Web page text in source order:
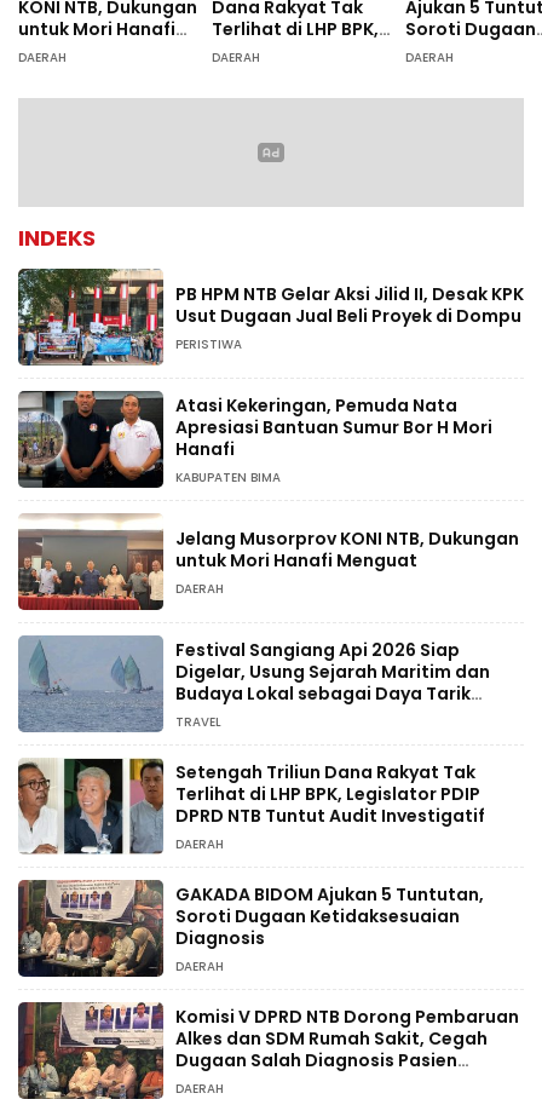
KONI NTB, Dukungan
untuk Mori Hanafi
Menguat
DAERAH
Dana Rakyat Tak
Terlihat di LHP BPK,
Legislator PDIP DPRD
Investigatif
DAERAH
Ajukan 5
Soroti Dugaan
DAERAH
INDEKS
PB HPM NTB Gelar Aksi Jilid II, Desak KPK
Usut Dugaan Jual Beli Proyek di Dompu
PERISTIWA
Atasi Kekeringan, Pemuda Nata
Apresiasi Bantuan Sumur Bor H Mori
Hanafi
KABUPATEN BIMA
Jelang Musorprov KONI NTB, Dukungan
untuk Mori Hanafi Menguat
DAERAH
Festival Sangiang Api 2026 Siap
Digelar, Usung Sejarah Maritim dan
Budaya Lokal sebagai Daya Tarik
Wisata
TRAVEL
Setengah Triliun Dana Rakyat Tak
Terlihat di LHP BPK, Legislator PDIP
DPRD NTB Tuntut Audit Investigatif
DAERAH
GAKADA BIDOM Ajukan 5 Tuntutan,
Soroti Dugaan Ketidaksesuaian
Diagnosis
DAERAH
Komisi V DPRD NTB Dorong Pembaruan
Alkes dan SDM Rumah Sakit, Cegah
Dugaan Salah Diagnosis Pasien
Rujukan Bima-Dompu
DAERAH